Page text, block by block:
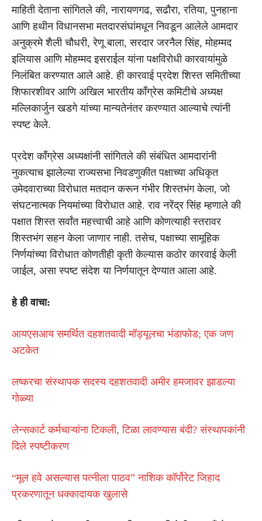
माहिती देताना सांगितले की, नारायणगढ, सढौरा, रतिया, पुनहाना
आणि हथीन विधानसभा मतदारसंघांमधून निवडून आलेले आमदार
अनुक्रमे शैली चौधरी, रेणू बाला, सरदार जरनैल सिंह, मोहम्मद
इलियास आणि मोहम्मद इसराईल यांना पक्षविरोधी कारवायांमुळे
निलंबित करण्यात आले आहे. ही कारवाई प्रदेश शिस्त समितीच्या
शिफारशीवर आणि अखिल भारतीय काँग्रेस कमिटीचे अध्यक्ष
मल्लिकार्जुन खडगे यांच्या मान्यतेनंतर करण्यात आल्याचे त्यांनी
स्पष्ट केले.
प्रदेश काँग्रेस अध्यक्षांनी सांगितले की संबंधित आमदारांनी
नुकत्याच झालेल्या राज्यसभा निवडणुकीत पक्षाच्या अधिकृत
उमेदवाराच्या विरोधात मतदान करून गंभीर शिस्तभंग केला, जो
संघटनात्मक नियमांच्या विरोधात आहे. राव नरेंद्र सिंह म्हणाले की
पक्षात शिस्त सर्वांत महत्त्वाची आहे आणि कोणत्याही स्तरावर
शिस्तभंग सहन केला जाणार नाही. तसेच, पक्षाच्या सामूहिक
निर्णयांच्या विरोधात कोणतीही कृती केल्यास कठोर कारवाई केली
जाईल, असा स्पष्ट संदेश या निर्णयातून देण्यात आला आहे.
हे ही वाचा:
आयएसआय समर्थित दहशतवादी मॉड्यूलचा भंडाफोड; एक जण
अटकेत
लष्करचा संस्थापक सदस्य दहशतवादी अमीर हमजावर झाडल्या
गोळ्या
लेन्सकार्ट कर्मचाऱ्यांना टिकली, टिळा लावण्यास बंदी? संस्थापकांनी
दिले स्पष्टीकरण
“मूल हवे असल्यास पत्नीला पाठव” नाशिक कॉर्पोरेट जिहाद
प्रकरणातून धक्कादायक खुलासे